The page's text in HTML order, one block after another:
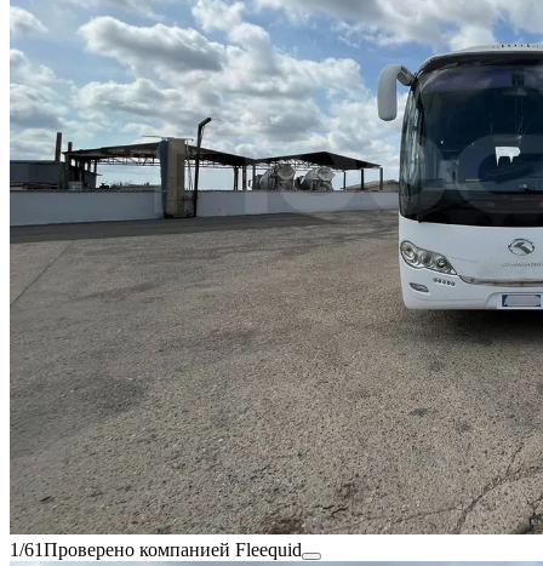
1/61Проверено компанией Fleequid